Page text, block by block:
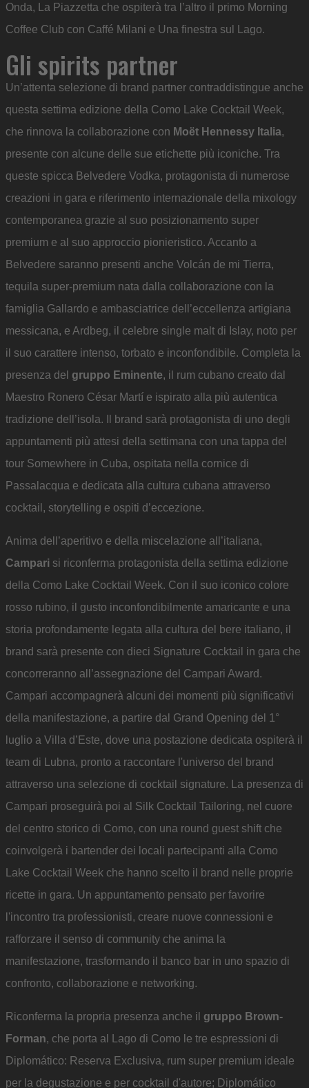
Onda, La Piazzetta che ospiterà tra l’altro il primo Morning
Coffee Club con Caffé Milani e Una finestra sul Lago.
Gli spirits partner
Un’attenta selezione di brand partner contraddistingue anche
questa settima edizione della Como Lake Cocktail Week,
che rinnova la collaborazione con Moët Hennessy Italia,
presente con alcune delle sue etichette più iconiche. Tra
queste spicca Belvedere Vodka, protagonista di numerose
creazioni in gara e riferimento internazionale della mixology
contemporanea grazie al suo posizionamento super
premium e al suo approccio pionieristico. Accanto a
Belvedere saranno presenti anche Volcán de mi Tierra,
tequila super-premium nata dalla collaborazione con la
famiglia Gallardo e ambasciatrice dell’eccellenza artigiana
messicana, e Ardbeg, il celebre single malt di Islay, noto per
il suo carattere intenso, torbato e inconfondibile. Completa la
presenza del gruppo Eminente, il rum cubano creato dal
Maestro Ronero César Martí e ispirato alla più autentica
tradizione dell’isola. Il brand sarà protagonista di uno degli
appuntamenti più attesi della settimana con una tappa del
tour Somewhere in Cuba, ospitata nella cornice di
Passalacqua e dedicata alla cultura cubana attraverso
cocktail, storytelling e ospiti d’eccezione.
Anima dell’aperitivo e della miscelazione all’italiana,
Campari si riconferma protagonista della settima edizione
della Como Lake Cocktail Week. Con il suo iconico colore
rosso rubino, il gusto inconfondibilmente amaricante e una
storia profondamente legata alla cultura del bere italiano, il
brand sarà presente con dieci Signature Cocktail in gara che
concorreranno all’assegnazione del Campari Award.
Campari accompagnerà alcuni dei momenti più significativi
della manifestazione, a partire dal Grand Opening del 1°
luglio a Villa d’Este, dove una postazione dedicata ospiterà il
team di Lubna, pronto a raccontare l'universo del brand
attraverso una selezione di cocktail signature. La presenza di
Campari proseguirà poi al Silk Cocktail Tailoring, nel cuore
del centro storico di Como, con una round guest shift che
coinvolgerà i bartender dei locali partecipanti alla Como
Lake Cocktail Week che hanno scelto il brand nelle proprie
ricette in gara. Un appuntamento pensato per favorire
l'incontro tra professionisti, creare nuove connessioni e
rafforzare il senso di community che anima la
manifestazione, trasformando il banco bar in uno spazio di
confronto, collaborazione e networking.
Riconferma la propria presenza anche il gruppo Brown-
Forman, che porta al Lago di Como le tre espressioni di
Diplomático: Reserva Exclusiva, rum super premium ideale
per la degustazione e per cocktail d'autore; Diplomático